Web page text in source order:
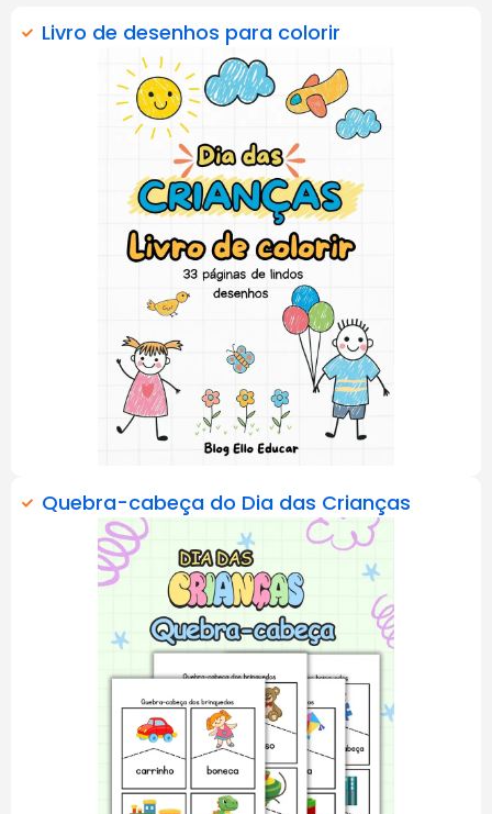
Livro de desenhos para colorir
Quebra-cabeça do Dia das Crianças